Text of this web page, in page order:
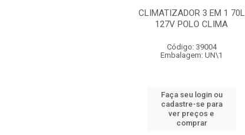
CLIMATIZADOR 3 EM 1 70L
127V POLO CLIMA
Código: 39004
Embalagem: UN\1
Faça seu login ou
cadastre-se para
ver preços e
comprar